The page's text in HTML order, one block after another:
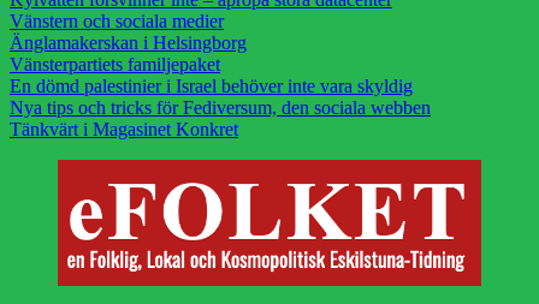
Vänstern och sociala medier
Änglamakerskan i Helsingborg
Vänsterpartiets familjepaket
En dömd palestinier i Israel behöver inte vara skyldig
Nya tips och tricks för Fediversum, den sociala webben
Tänkvärt i Magasinet Konkret